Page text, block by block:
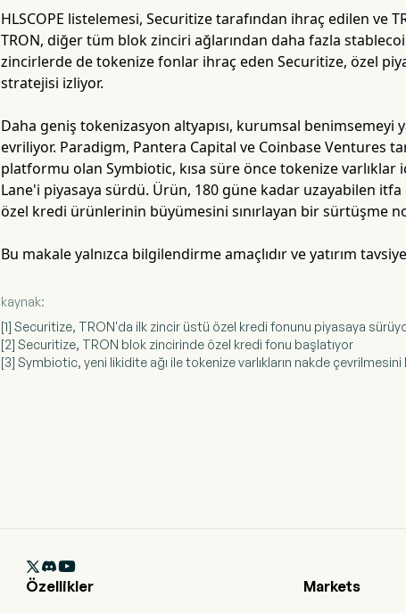
HLSCOPE listelemesi, Securitize tarafından ihraç edilen ve
TRON, diğer tüm blok zinciri ağlarından daha fazla
zincirlerde de tokenize fonlar ihraç eden Securitize, özel
stratejisi izliyor.
Daha geniş tokenizasyon altyapısı, kurumsal benimsemeyi
evriliyor. Paradigm, Pantera Capital ve Coinbase Ventures
platformu olan Symbiotic, kısa süre önce tokenize
Lane'i piyasaya sürdü. Ürün, 180 güne kadar uzayabilen
özel kredi ürünlerinin büyümesini sınırlayan bir sürtüşme
Bu makale yalnızca bilgilendirme amaçlıdır ve yatırım
kaynak:
[1] Securitize, TRON'da ilk zincir üstü özel kredi fonunu piyasaya
[2] Securitize, TRON blok zincirinde özel kredi fonu başlatıyor
[3] Symbiotic, yeni likidite ağı ile tokenize varlıkların nakde

Özellikler
Markets